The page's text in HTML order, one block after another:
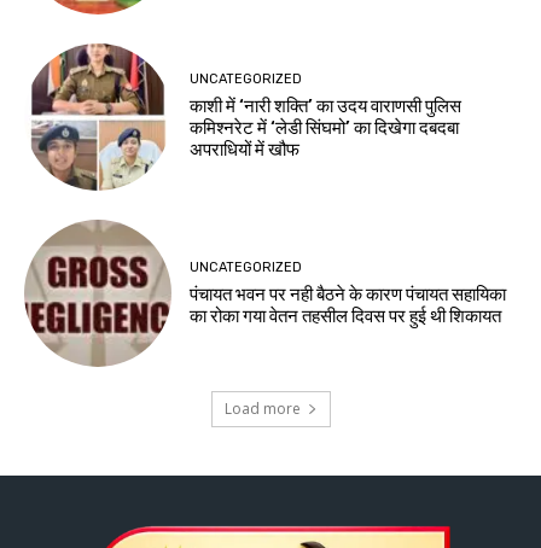
UNCATEGORIZED
काशी में ‘नारी शक्ति’ का उदय वाराणसी पुलिस
कमिश्नरेट में ‘लेडी सिंघमो’ का दिखेगा दबदबा
अपराधियों में खौफ
UNCATEGORIZED
पंचायत भवन पर नही बैठने के कारण पंचायत सहायिका
का रोका गया वेतन तहसील दिवस पर हुई थी शिकायत
Load more